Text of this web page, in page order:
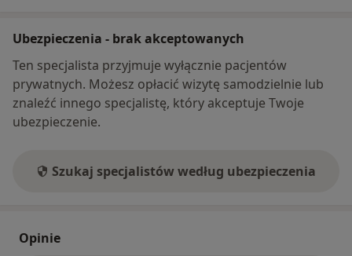
Ubezpieczenia - brak akceptowanych
Ten specjalista przyjmuje wyłącznie pacjentów
prywatnych. Możesz opłacić wizytę samodzielnie lub
znaleźć innego specjalistę, który akceptuje Twoje
ubezpieczenie.
Szukaj specjalistów według ubezpieczenia
Opinie